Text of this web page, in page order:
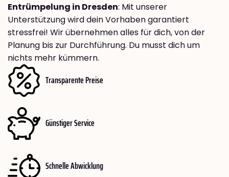
Entrümpelung in Dresden: Mit unserer
Unterstützung wird dein Vorhaben garantiert
stressfrei! Wir übernehmen alles für dich, von der
Planung bis zur Durchführung. Du musst dich um
nichts mehr kümmern.
Transparente Preise
Günstiger Service
Schnelle Abwicklung